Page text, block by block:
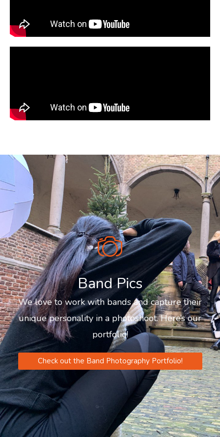
Band Pics
We love to work with bands and capture their
unique personality in a photoshoot. Here’s our
portfolio!
Check out the Band Photography Portfolio!